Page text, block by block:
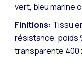
vert, bleu marine
Finitions: Tissu
résistance, poids
transparente 400